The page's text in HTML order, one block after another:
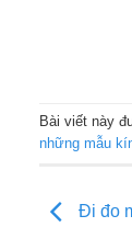
Bài viết này
những mẫu
Đi đo